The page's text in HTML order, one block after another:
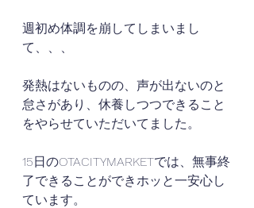
週初め体調を崩してしまいまし
て、、、
発熱はないものの、声が出ないのと
怠さがあり、休養しつつできること
をやらせていただいてました。
15日のOTACITYMARKETでは、無事終
了できることができホッと一安心し
ています。